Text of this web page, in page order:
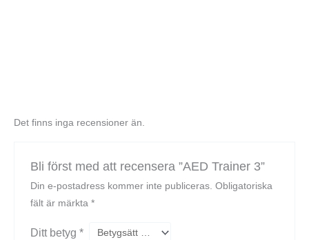
Det finns inga recensioner än.
Bli först med att recensera ”AED Trainer 3”
Din e-postadress kommer inte publiceras. Obligatoriska
fält är märkta *
Ditt betyg *